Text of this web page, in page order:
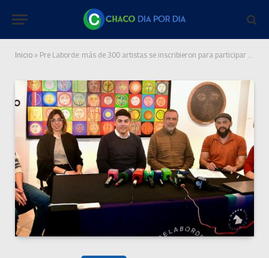
Inicio » Pre Laborde: más de 300 artistas se inscribieron para participar el 6 de septiembre en Puerto Tirol